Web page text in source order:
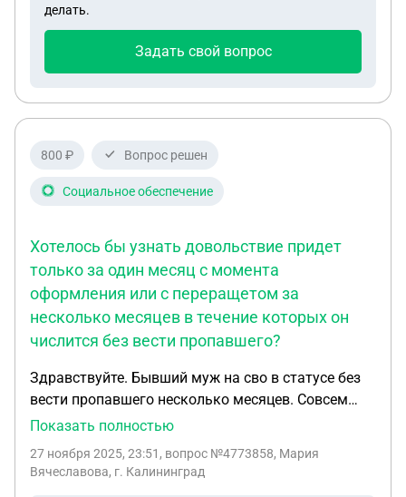
делать.
Задать свой вопрос
800 ₽ Вопрос решен
Социальное обеспечение
Хотелось бы узнать довольствие придет
только за один месяц с момента
оформления или с переращетом за
несколько месяцев в течение которых он
числится без вести пропавшего?
Здравствуйте. Бывший муж на сво в статусе без
вести пропавшего несколько месяцев. Совсем
недавно оформила денежное довольствие на
придет только за один месяц с момента
Показать полностью
27 ноября 2025, 23:51 , вопрос №4773858, Мария
Вячеславова, г. Калининград